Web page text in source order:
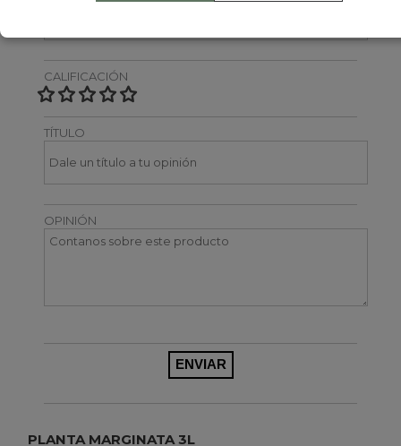
CALIFICACIÓN
TÍTULO
OPINIÓN
PLANTA MARGINATA 3L